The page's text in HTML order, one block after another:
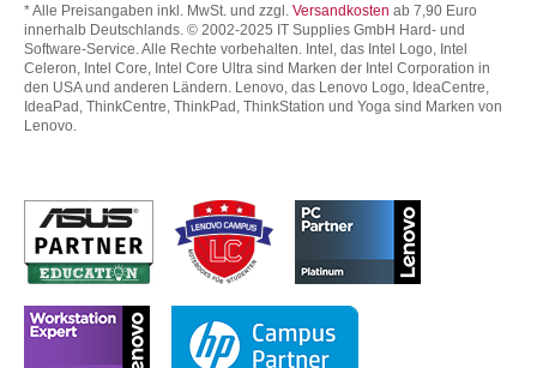
* Alle Preisangaben inkl. MwSt. und zzgl. Versandkosten ab 7,90 Euro
innerhalb Deutschlands. © 2002-2025 IT Supplies GmbH Hard- und
Software-Service. Alle Rechte vorbehalten. Intel, das Intel Logo, Intel
Celeron, Intel Core, Intel Core Ultra sind Marken der Intel Corporation in
den USA und anderen Ländern. Lenovo, das Lenovo Logo, IdeaCentre,
IdeaPad, ThinkCentre, ThinkPad, ThinkStation und Yoga sind Marken von
Lenovo.